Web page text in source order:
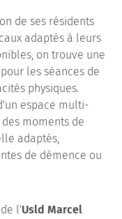
de ses résidents
adaptés à leurs
on trouve une
les séances de
physiques.
espace multi-
moments de
adaptés,
de démence ou
l'Usld Marcel